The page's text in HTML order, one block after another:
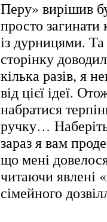
Перу» вирішив
просто загинати
із дурницями.
сторінку
кілька разів, я
від цієї ідеї.
набратися
ручку…
зараз я вам
що мені
читаючи явлені
сімейного